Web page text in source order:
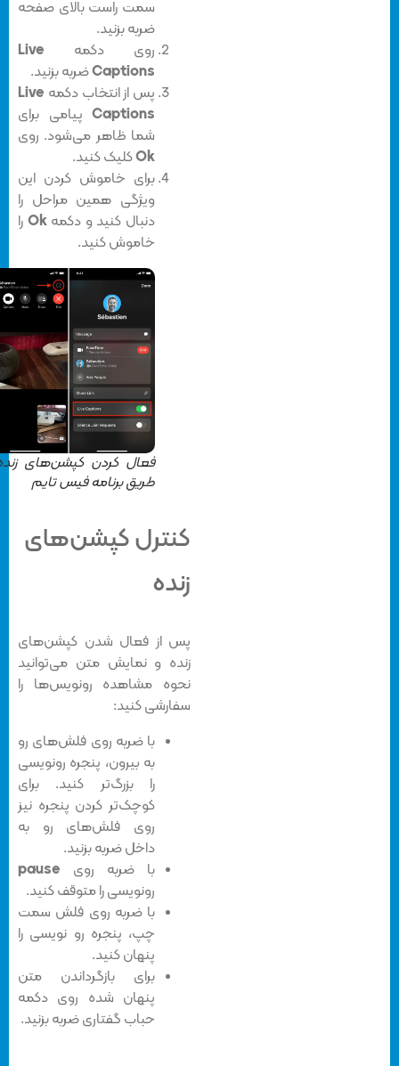
سمت راست بالای صفحه
ضربه بزنید.
روی دکمه
Captionsضربه بزنید.
پس از انتخاب دکمهLive
Captionsپیامی برای
شما ظاهر می‌شود. روی
کلیک کنید.
برای خاموش کردن این
ویژگی همین مراحل را
دنبال کنید و دکمهOkرا
خاموش کنید.
فعال کردن کپشن‌های زنده از
طریق برنامه فیس تایم
کنترل کپشن‌های
زنده
پس از فعال شدن کپشن‌های
زنده و نمایش متن می‌توانید
نحوه مشاهده رونویس‌ها را
سفارشی کنید:
با ضربه روی فلش‌های رو
به بیرون، پنجره رونویسی
را بزرگ‌تر کنید. برای
کوچک‌تر کردن پنجره نیز
روی فلش‌های رو به
داخل ضربه بزنید.
با ضربه رویpause
رونویسی را متوقف کنید.
با ضربه روی فلش سمت
چپ، پنجره رو نویسی را
پنهان کنید.
برای بازگرداندن متن
پنهان شده روی دکمه
حباب گفتاری ضربه بزنید.